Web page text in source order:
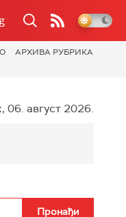
АРХИВА РУБРИКА
06. август 2026.